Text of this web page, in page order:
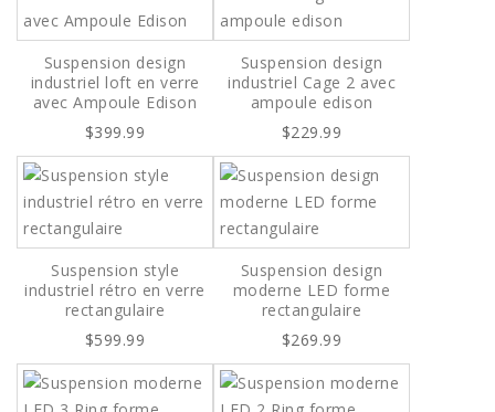
Suspension design
industriel loft en verre
avec Ampoule Edison
$399.99
Suspension design
industriel Cage 2 avec
ampoule edison
$229.99
Suspension style
industriel rétro en verre
rectangulaire
$599.99
Suspension design
moderne LED forme
rectangulaire
$269.99